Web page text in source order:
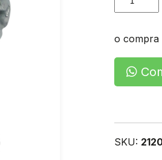
o compra
SKU: